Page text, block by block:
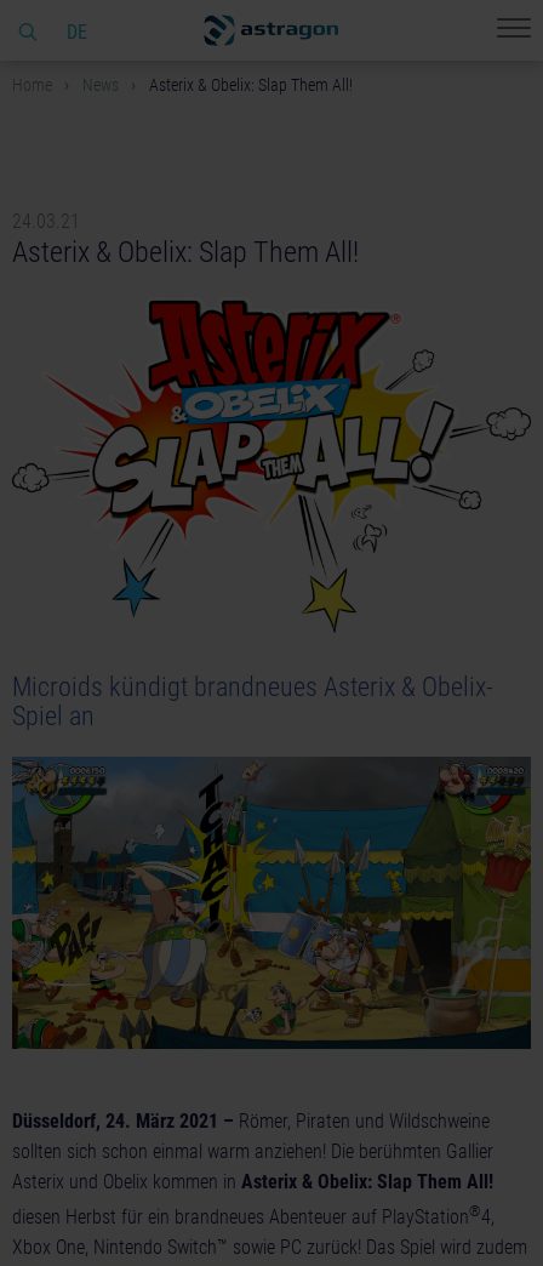
DE
Home News Asterix & Obelix: Slap Them All!
24.03.21
Asterix & Obelix: Slap Them All!
Microids kündigt brandneues Asterix & Obelix-
Spiel an
Düsseldorf, 24. März 2021 – Römer, Piraten und Wildschweine
sollten sich schon einmal warm anziehen! Die berühmten Gallier
Asterix und Obelix kommen in Asterix & Obelix: Slap Them All!
diesen Herbst für ein brandneues Abenteuer auf PlayStation®4,
Xbox One, Nintendo Switch™ sowie PC zurück! Das Spiel wird zudem